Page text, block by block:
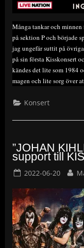
Många tankar och
på sektion P och började
jag ungefär suttit på
på sin första Kisskonsert
kändes det lite som 1984
magen och lite sorg över
Konsert
”JOHAN
support till
Posted
2022-06-20 By